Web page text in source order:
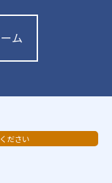
ム
ださい